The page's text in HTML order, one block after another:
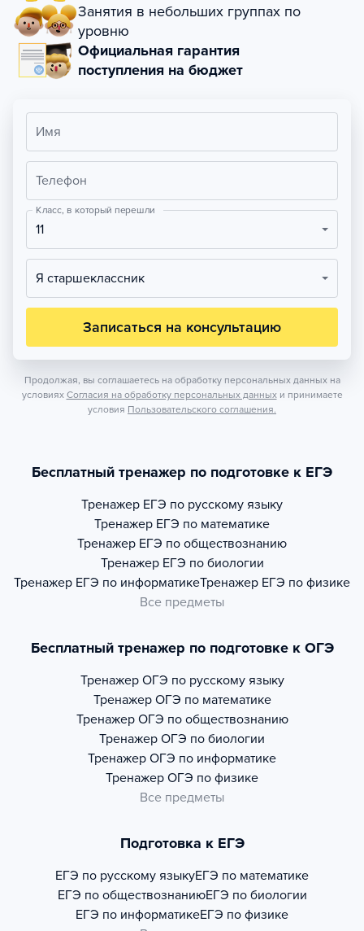
Занятия в небольших группах по
уровню
Официальная гарантия
поступления на бюджет
Имя
Телефон
Класс, в который перешли
11
Я старшеклассник
Записаться на консультацию
Продолжая, вы соглашаетесь на обработку персональных данных на
условиях Согласия на обработку персональных данных и принимаете
условия Пользовательского соглашения.
Бесплатный тренажер по подготовке к ЕГЭ
Тренажер ЕГЭ по русскому языку
Тренажер ЕГЭ по математике
Тренажер ЕГЭ по обществознанию
Тренажер ЕГЭ по биологии
Тренажер ЕГЭ по информатикеТренажер ЕГЭ по физике
Все предметы
Бесплатный тренажер по подготовке к ОГЭ
Тренажер ОГЭ по русскому языку
Тренажер ОГЭ по математике
Тренажер ОГЭ по обществознанию
Тренажер ОГЭ по биологии
Тренажер ОГЭ по информатике
Тренажер ОГЭ по физике
Все предметы
Подготовка к ЕГЭ
ЕГЭ по русскому языкуЕГЭ по математике
ЕГЭ по обществознаниюЕГЭ по биологии
ЕГЭ по информатикеЕГЭ по физике